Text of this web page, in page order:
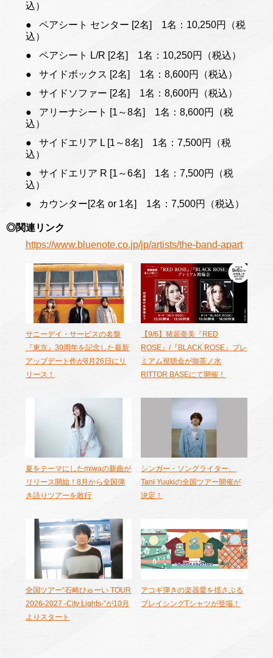
込）
ペアシート センター [2名] 1名：10,250円（税
込）
ペアシート L/R [2名] 1名：10,250円（税込）
サイドボックス [2名] 1名：8,600円（税込）
サイドソファー [2名] 1名：8,600円（税込）
アリーナシート [1～8名] 1名：8,600円（税
込）
サイドエリア L [1～8名] 1名：7,500円（税
込）
サイドエリア R [1～6名] 1名：7,500円（税
込）
カウンター[2名 or 1名] 1名：7,500円（税込）
◎関連リンク
https://www.bluenote.co.jp/jp/artists/the-band-apart
サニーデイ・サービスの名盤
『東京』30周年を記念した最新
アップデート作が8月26日にリ
リース！
【9/6】猪居亜美『RED
ROSE』/『BLACK ROSE』プレ
ミアム視聴会が御茶ノ水
RITTOR BASEにて開催！
夏をテーマにしたmiwaの新曲が
リリース開始！8月から全国弾
き語りツアーを敢行
シンガー・ソングライター、
Tani Yuukiの全国ツアー開催が
決定！
全国ツアー“石崎ひゅーい TOUR
2026-2027 -City Lights-”が10月
よりスタート
アコギ弾きの楽器愛を揺さぶる
ブレイシングTシャツが登場！